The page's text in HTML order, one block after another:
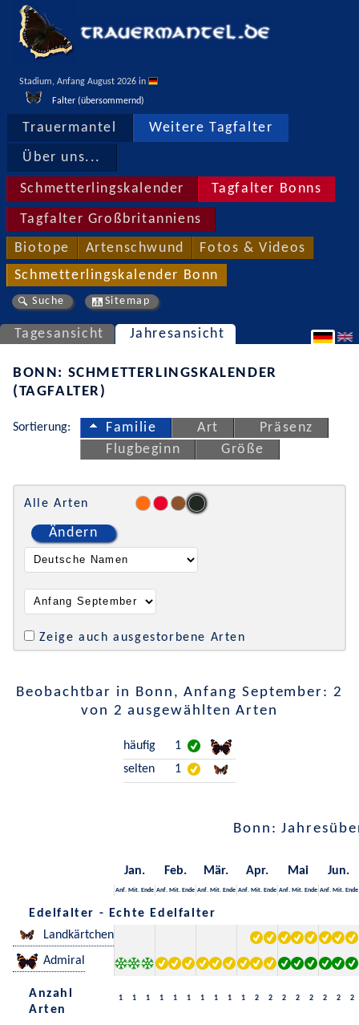
Stadium, Anfang August 2026 in
Falter (übersommernd)
Trauermantel Weitere Tagfalter
Über uns...
Schmetterlingskalender Tagfalter Bonns
Tagfalter Großbritanniens
Biotope Artenschwund Fotos & Videos
Schmetterlingskalender Bonn
Suche Sitemap
Tagesansicht Jahresansicht
BONN: SCHMETTERLINGSKALENDER
(TAGFALTER)
Sortierung: Familie Art
Präsenz
Flugbeginn
Größe
Alle Arten
Ändern
Zeige auch ausgestorbene Arten
Beobachtbar in Bonn, Anfang September: 2
von 2 ausgewählten Arten
häufig
1
selten
1
Bonn:
Jan. Feb. Mär. Apr. Mai Jun.
Anf. Mit. Ende Anf. Mit. Ende Anf. Mit. Ende Anf. Mit. Ende Anf. Mit. Ende Anf. Mit. Ende
Edelfalter - Echte Edelfalter
Landkärtchen
Admiral
Anzahl
Arten
1 1 1 1 1 1 1 1 1 1 2 2 2 2 2 2 2 2